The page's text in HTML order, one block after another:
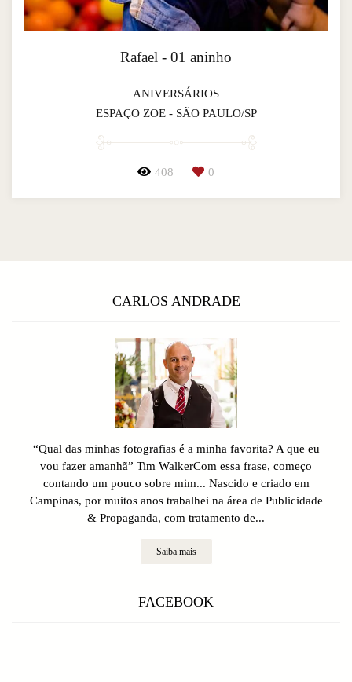
Rafael - 01 aninho
ANIVERSÁRIOS
ESPAÇO ZOE - SÃO PAULO/SP
408 0
CARLOS ANDRADE
“Qual das minhas fotografias é a minha favorita? A que eu
vou fazer amanhã” Tim WalkerCom essa frase, começo
contando um pouco sobre mim... Nascido e criado em
Campinas, por muitos anos trabalhei na área de Publicidade
& Propaganda, com tratamento de...
Saiba mais
FACEBOOK